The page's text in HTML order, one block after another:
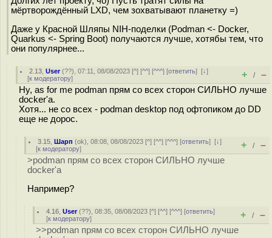
мёртворождённый LXD, чем зохватывают планетку =)
Даже у Красной Шляпы NIH-поделки (Podman <- Docker,
Quarkus <- Spring Boot) получаются лучше, хотябы тем, что
они популярнее...
2.13 ,User(??), 07:11, 08/08/2023 [^] [^^] [^^^] [ответить][↓]
[к модератору] + / –
Ну, as for me podman прям со всех сторон СИЛЬНО лучше
docker'а.
Хотя... не со всех - podman desktop под офтопиком до DD
еще не дорос.
3.15 ,Шарп (ok), 08:08, 08/08/2023 [^] [^^] [^^^] [ответить][↓]
[к модератору] + / –
>podman прям со всех сторон СИЛЬНО лучше
docker'а
Например?
4.16 ,User(??), 08:35, 08/08/2023 [^] [^^] [^^^] [ответить]
[к модератору] + / –
>>podman прям со всех сторон СИЛЬНО лучше